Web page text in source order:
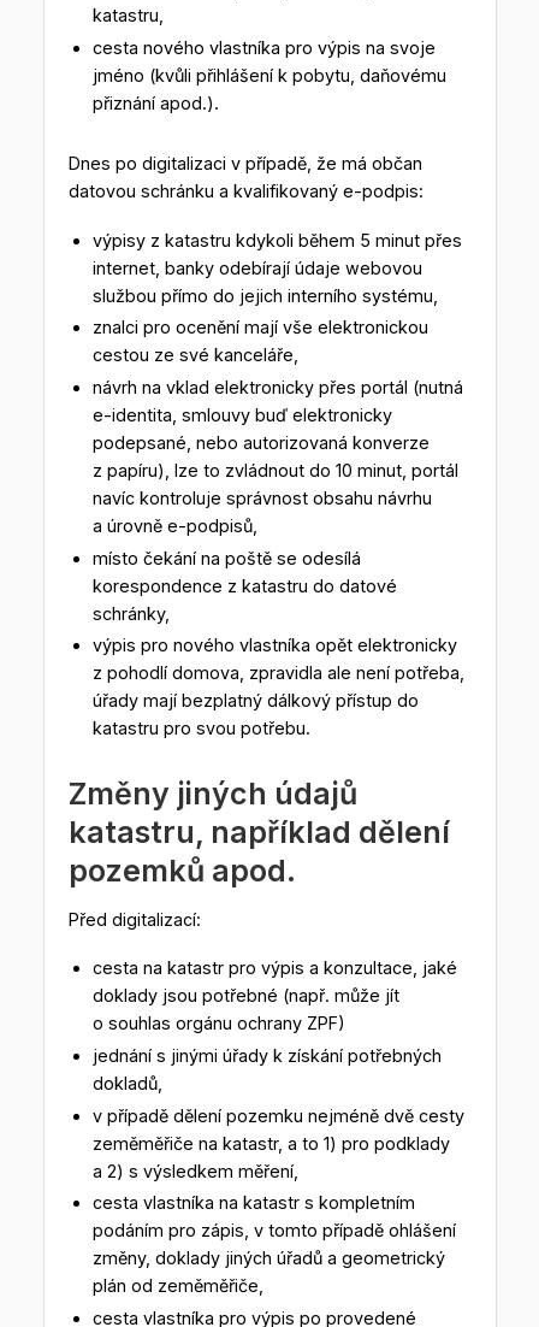
katastru,
cesta nového vlastníka pro výpis na svoje
jméno (kvůli přihlášení k pobytu, daňovému
přiznání apod.).
Dnes po digitalizaci v případě, že má občan
datovou schránku a kvalifikovaný e-podpis:
výpisy z katastru kdykoli během 5 minut přes
internet, banky odebírají údaje webovou
službou přímo do jejich interního systému,
znalci pro ocenění mají vše elektronickou
cestou ze své kanceláře,
návrh na vklad elektronicky přes portál (nutná
e-identita, smlouvy buď elektronicky
podepsané, nebo autorizovaná konverze
z papíru), lze to zvládnout do 10 minut, portál
navíc kontroluje správnost obsahu návrhu
a úrovně e-podpisů,
místo čekání na poště se odesílá
korespondence z katastru do datové
schránky,
výpis pro nového vlastníka opět elektronicky
z pohodlí domova, zpravidla ale není potřeba,
úřady mají bezplatný dálkový přístup do
katastru pro svou potřebu.
Změny jiných údajů
katastru, například dělení
pozemků apod.
Před digitalizací:
cesta na katastr pro výpis a konzultace, jaké
doklady jsou potřebné (např. může jít
o souhlas orgánu ochrany ZPF)
jednání s jinými úřady k získání potřebných
dokladů,
v případě dělení pozemku nejméně dvě cesty
zeměměřiče na katastr, a to 1) pro podklady
a 2) s výsledkem měření,
cesta vlastníka na katastr s kompletním
podáním pro zápis, v tomto případě ohlášení
změny, doklady jiných úřadů a geometrický
plán od zeměměřiče,
cesta vlastníka pro výpis po provedené